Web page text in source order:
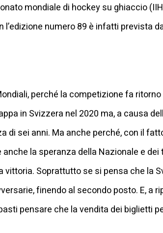
mondiale di hockey su ghiaccio
l’edizione numero 89 è infatti prevista
perché la competizione fa
in Svizzera nel 2020 ma, a causa
di sei anni. Ma anche perché, con il
la speranza della Nazionale e
vittoria. Soprattutto se si pensa che la
finendo al secondo posto. E, a
pensare che la vendita dei biglietti